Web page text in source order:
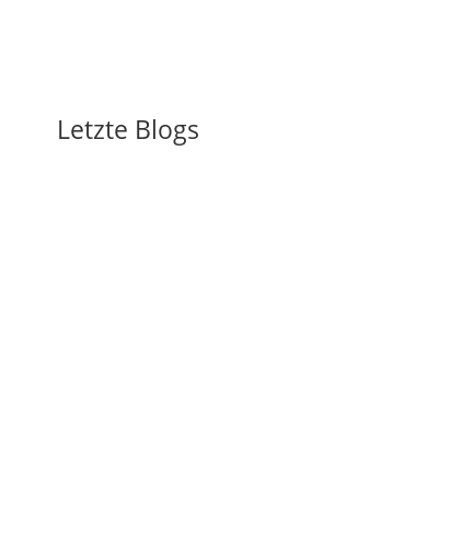
Letzte Blogs